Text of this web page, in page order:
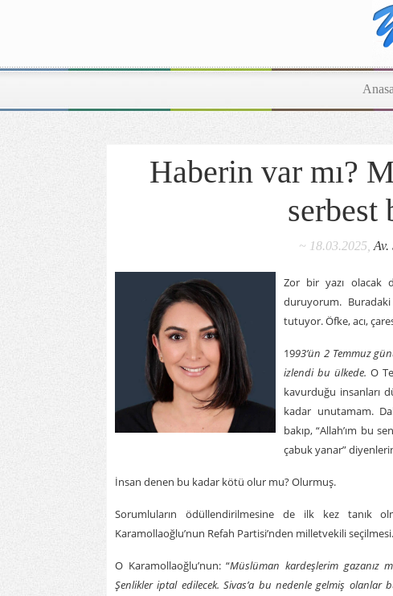
Haberin var mı?
serbest
~ 18.03.2025, Av.
Zor bir yazı olacak
duruyorum. Buradaki
tutuyor. Öfke, acı,
1993’ün 2 Temmuz
izlendi bu ülkede.O
kavurduğu insanları
kadar unutamam.
bakıp, “Allah’ım bu
çabuk yanar”
İnsan denen bu kadar kötü olur mu? Olurmuş.
Sorumluların ödüllendirilmesine de ilk kez tanık
Karamollaoğlu’nun Refah Partisi’nden milletvekili
O Karamollaoğlu’nun: “Müslüman kardeşlerim gazanız
Şenlikler iptal edilecek. Sivas’a bu nedenle gelmiş olanlar